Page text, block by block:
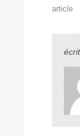
article